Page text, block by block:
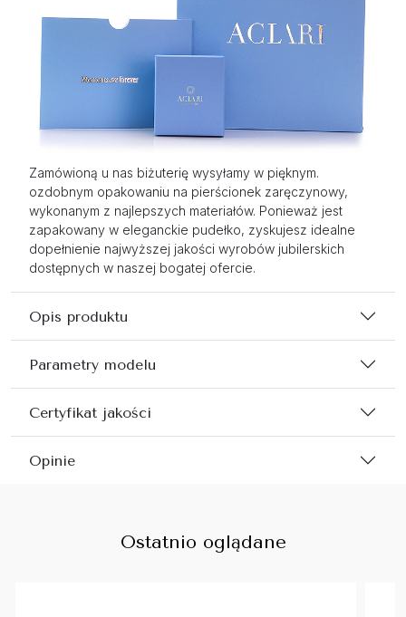
Zamówioną u nas biżuterię wysyłamy w pięknym.
ozdobnym opakowaniu na pierścionek zaręczynowy,
wykonanym z najlepszych materiałów. Ponieważ jest
zapakowany w eleganckie pudełko, zyskujesz idealne
dopełnienie najwyższej jakości wyrobów jubilerskich
dostępnych w naszej bogatej ofercie.
Opis produktu
Parametry modelu
Certyfikat jakości
Opinie
Ostatnio oglądane